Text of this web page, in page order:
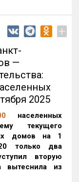
+
—
2025
населенных
текущего
домов на 1
только два
вторую
вытеснила из